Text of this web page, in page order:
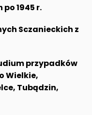
1945 r.
Sczanieckich z
przypadków
Wielkie,
Tubądzin,